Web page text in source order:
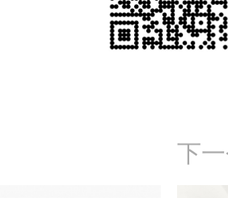
下